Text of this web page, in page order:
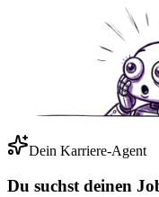
Dein Karriere-Agent
Du suchst deinen